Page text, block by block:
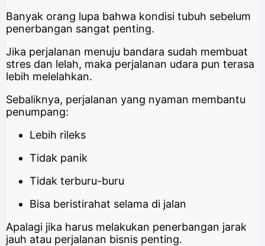
Banyak orang lupa bahwa kondisi tubuh sebelum
penerbangan sangat penting.
Jika perjalanan menuju bandara sudah membuat
stres dan lelah, maka perjalanan udara pun terasa
lebih melelahkan.
Sebaliknya, perjalanan yang nyaman membantu
penumpang:
Lebih rileks
Tidak panik
Tidak terburu-buru
Bisa beristirahat selama di jalan
Apalagi jika harus melakukan penerbangan jarak
jauh atau perjalanan bisnis penting.